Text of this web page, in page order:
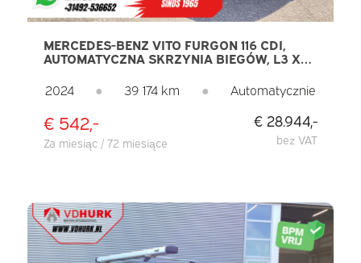
MERCEDES-BENZ VITO FURGON 116 CDI,
AUTOMATYCZNA SKRZYNIA BIEGÓW, L3 XL,
CARPLAY, NAWIGACJA, KAMERA, PDC,
TEMPOMAT, KLIMATYZACJA
2024 ● 39 174 km ● Automatycznie
€ 542,-
Za miesiąc / 72 miesiące
€ 28.944,-
bez VAT